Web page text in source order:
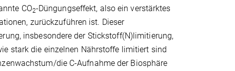
CO2-Düngungseffekt, also ein verstärktes
zurückzuführen ist. Dieser
insbesondere der Stickstoff(N)limitierung,
stark die einzelnen Nährstoffe limitiert sind
die C-Aufnahme der Biosphäre